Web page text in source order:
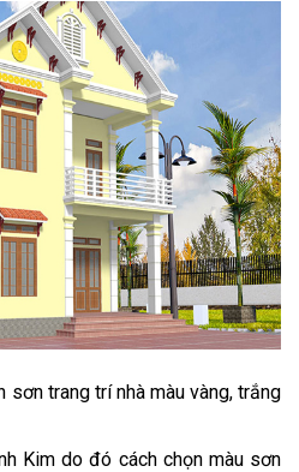
sơn trang trí nhà màu vàng, trắng
Kim do đó cách chọn màu sơn